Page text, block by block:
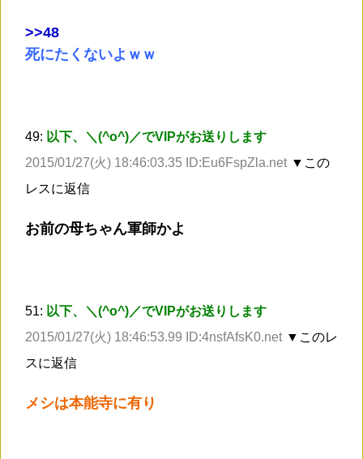
>>48
死にたくないよｗｗ
49: 以下、＼(^o^)／でVIPがお送りします
2015/01/27(火) 18:46:03.35 ID:Eu6FspZla.net ▼この
レスに返信
お前の母ちゃん軍師かよ
51: 以下、＼(^o^)／でVIPがお送りします
2015/01/27(火) 18:46:53.99 ID:4nsfAfsK0.net ▼このレ
スに返信
メシは本能寺に有り